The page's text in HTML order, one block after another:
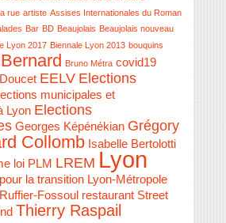
rue artiste Assises Internationales du Roman
Bar BD Beaujolais Beaujolais nouveau
Lyon 2017 Biennale Lyon 2013 bouquins
Bruno Métra covid19
Doucet EELV Elections
municipales et
Lyon Elections
Georges Képénékian Grégory
Collomb Isabelle Bertolotti
loi PLM LREM Lyon
la transition Lyon-Métropole
Fossoul restaurant Street
Thierry Raspail